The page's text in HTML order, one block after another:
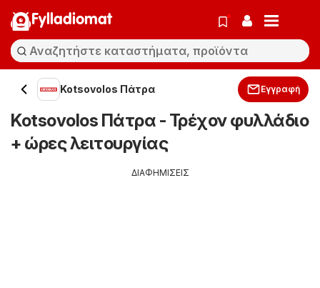
Fylladiomat
Kotsovolos Πάτρα Εγγραφή
Kotsovolos Πάτρα - Τρέχον φυλλάδιο
+ ώρες λειτουργίας
ΔΙΑΦΗΜΙΣΕΙΣ